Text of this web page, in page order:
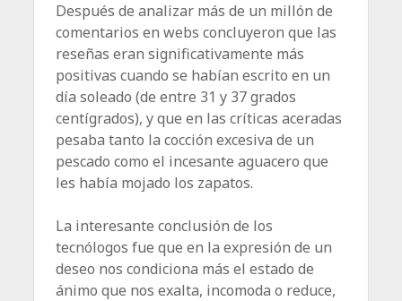
Después de analizar más de un millón de
comentarios en webs concluyeron que las
reseñas eran significativamente más
positivas cuando se habían escrito en un
día soleado (de entre 31 y 37 grados
centígrados), y que en las críticas aceradas
pesaba tanto la cocción excesiva de un
pescado como el incesante aguacero que
les había mojado los zapatos.
La interesante conclusión de los
tecnólogos fue que en la expresión de un
deseo nos condiciona más el estado de
ánimo que nos exalta, incomoda o reduce,